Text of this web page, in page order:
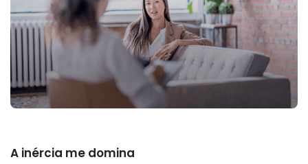
A inércia me domina